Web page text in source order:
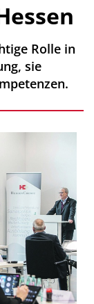
Rolle in
sie